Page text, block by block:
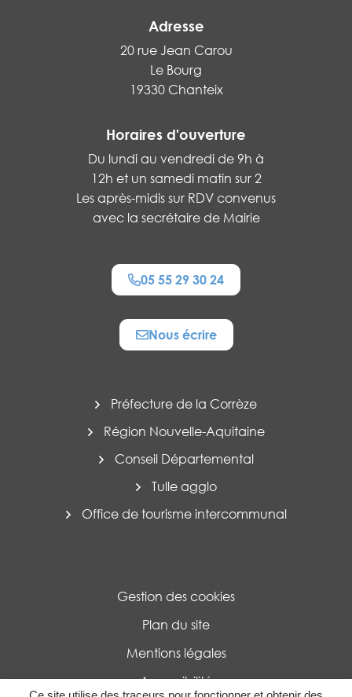
Adresse
20 rue Jean Carou
Le Bourg
19330 Chanteix
Horaires d'ouverture
Du lundi au vendredi de 9h à
12h et un samedi matin sur 2
Les après-midis sur RDV convenus
avec la secrétaire de Mairie
05 55 29 30 24
Nous écrire
Préfecture de la Corrèze
Région Nouvelle-Aquitaine
Conseil Départemental
Tulle agglo
Office de tourisme intercommunal
Gestion des cookies
Plan du site
Mentions légales
Accessibilité